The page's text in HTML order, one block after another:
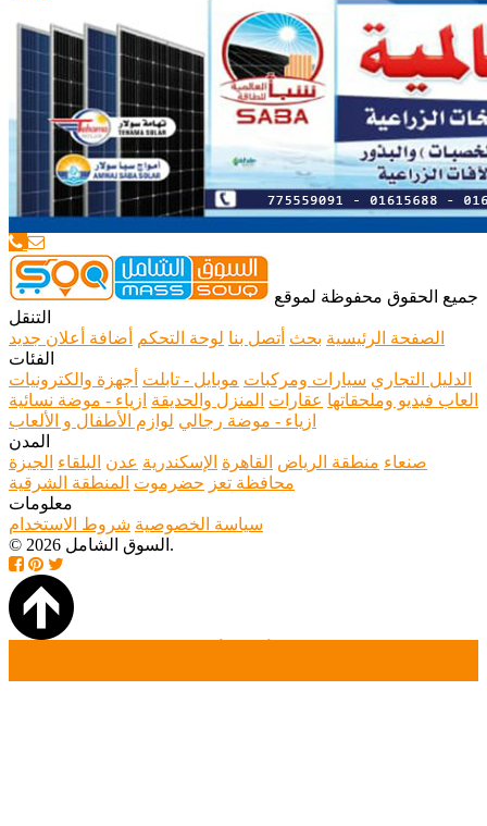
جميع الحقوق محفوظة لموقع
التنقل
الصفحة الرئيسية بحث أتصل بنا لوحة التحكم
أضافة أعلان جديد
الفئات
الدليل التجاري سيارات ومركبات موبايل - تابلت أجهزة والكترونيات
العاب فيديو وملحقاتها عقارات المنزل والحديقة ازياء - موضة نسائية
ازياء - موضة رجالي لوازم الأطفال و الألعاب
المدن
صنعاء منطقة الرياض القاهرة الإسكندرية عدن البلقاء الجيزة
محافظة تعز حضرموت المنطقة الشرقية
معلومات
سياسة الخصوصية شروط الاستخدام
© 2026 السوق الشامل.